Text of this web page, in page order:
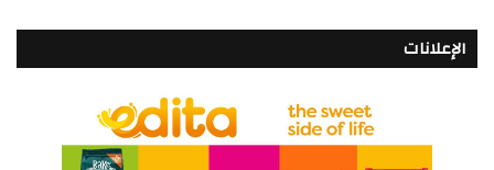
الإعلانات